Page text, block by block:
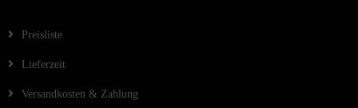
Preisliste
Lieferzeit
Versandkosten & Zahlung